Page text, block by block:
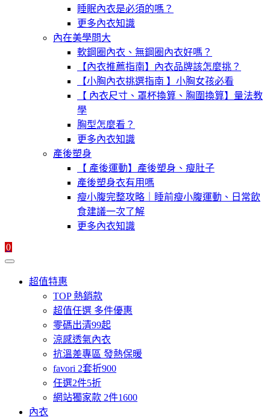
睡眠內衣是必須的嗎？
更多內衣知識
內在美學問大
軟鋼圈內衣、無鋼圈內衣好嗎？
【內衣推薦指南】內衣品牌該怎麼挑？
【小胸內衣挑選指南 】小胸女孩必看
【 內衣尺寸、罩杯換算、胸圍換算】量法教
學
胸型怎麼看？
更多內衣知識
產後塑身
【 產後運動】產後塑身、瘦肚子
產後塑身衣有用嗎
瘦小腹完整攻略｜睡前瘦小腹運動、日常飲
食建議一次了解
更多內衣知識
0
超值特惠
TOP 熱銷款
超值任選 多件優惠
零碼出清99起
涼感透氣內衣
抗溫差專區 發熱保暖
favori 2套折900
任選2件5折
網站獨家款 2件1600
內衣